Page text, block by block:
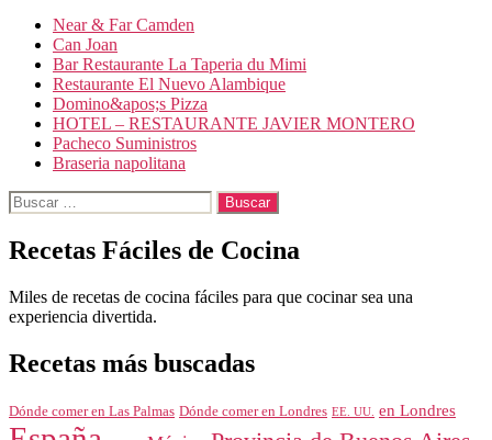
Near & Far Camden
Can Joan
Bar Restaurante La Taperia du Mimi
Restaurante El Nuevo Alambique
Domino&apos;s Pizza
HOTEL – RESTAURANTE JAVIER MONTERO
Pacheco Suministros
Braseria napolitana
Buscar:
Recetas Fáciles de Cocina
Miles de recetas de cocina fáciles para que cocinar sea una
experiencia divertida.
Recetas más buscadas
Dónde comer en Las Palmas Dónde comer en Londres EE. UU. en Londres